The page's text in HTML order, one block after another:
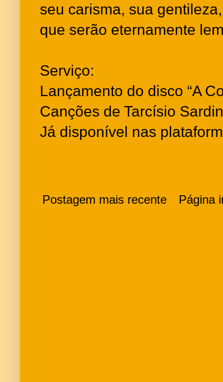
seu carisma, sua
que serão eternamente
Serviço:
Lançamento do disco “A
Canções de Tarcísio
Já disponível nas
Postagem mais recente Página